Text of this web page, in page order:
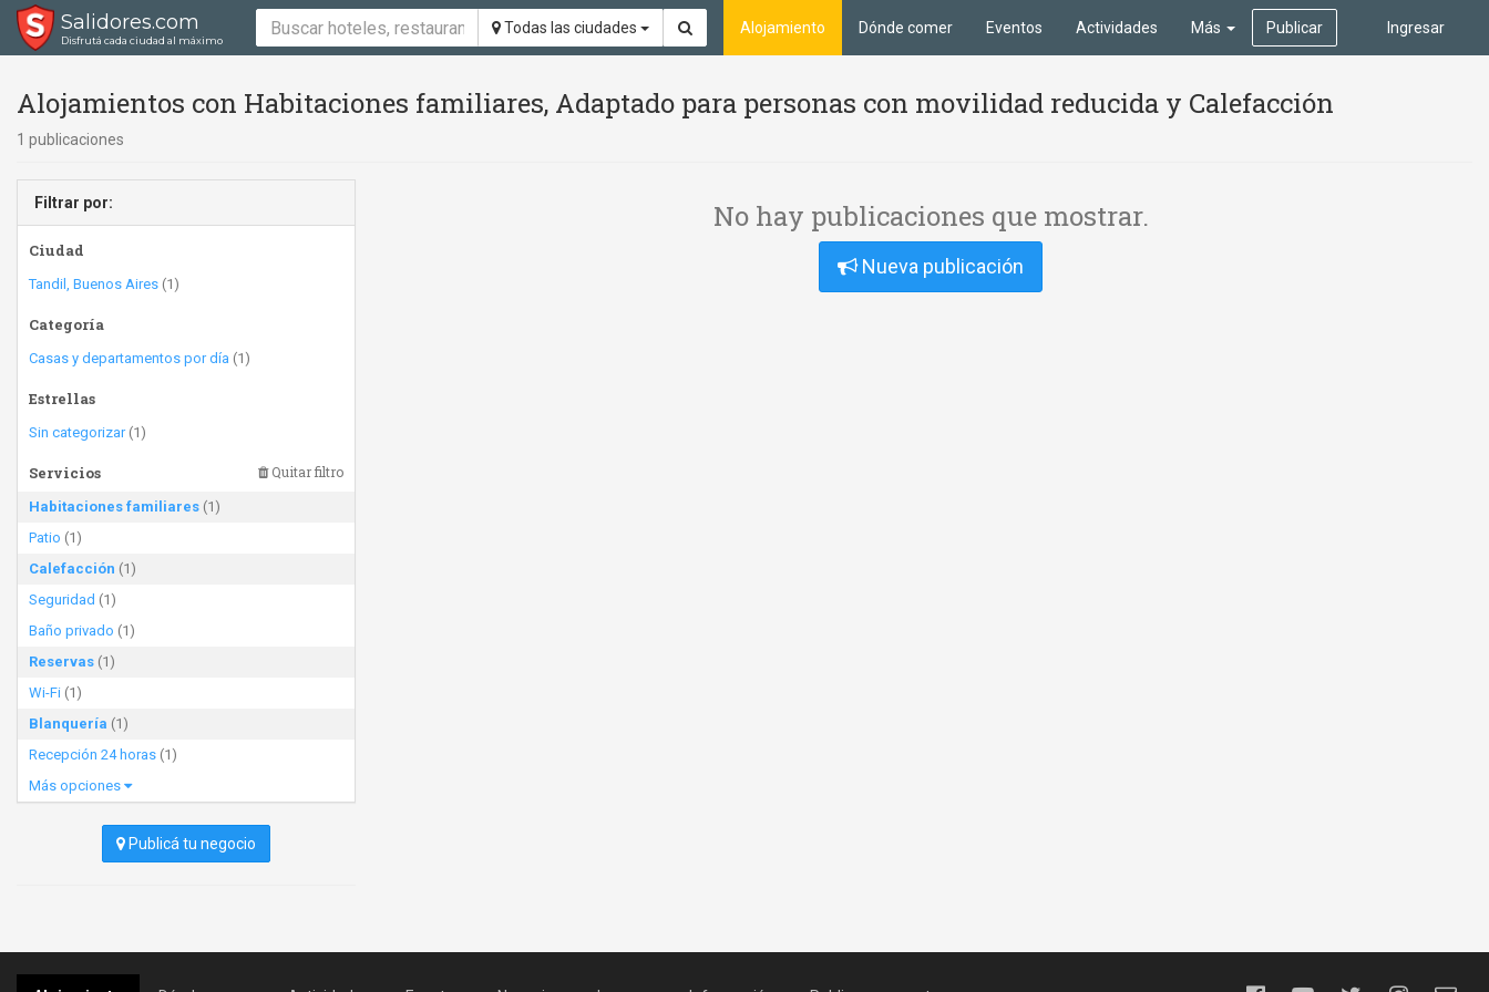
Salidores.com
Disfrutá cada ciudad al máximo
Todas las ciudades Ingresar
Alojamiento Dónde comer Eventos Actividades Más Publicar
Alojamientos con Habitaciones familiares, Adaptado para personas con movilidad reducida y Calefacción
1 publicaciones
Filtrar por:
Ciudad
Tandil, Buenos Aires (1)
Categoría
Casas y departamentos por día (1)
Estrellas
Sin categorizar(1)
Servicios Quitar filtro
Habitaciones familiares (1)
Patio (1)
Calefacción (1)
Seguridad (1)
Baño privado (1)
Reservas (1)
Wi-Fi (1)
Blanquería (1)
Recepción 24 horas (1)
Más opciones
Publicá tu negocio
No hay publicaciones que mostrar.
Nueva publicación